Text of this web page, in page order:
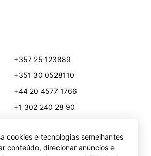
+357 25 123889
+351 30 0528110
+44 20 4577 1766
+1 302 240 28 90
57 Spyrou Kyprianou,Lárnaca 6051
cookies e tecnologias semelhantes
conteúdo, direcionar anúncios e